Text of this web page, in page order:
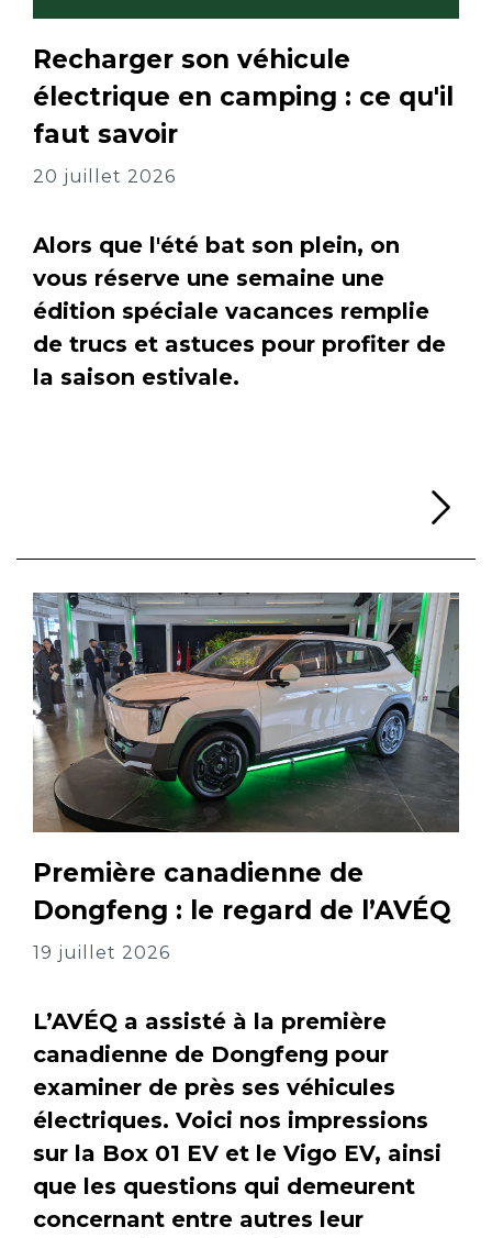
Recharger son véhicule
électrique en camping : ce qu'il
faut savoir
20 juillet 2026
Alors que l'été bat son plein, on
vous réserve une semaine une
édition spéciale vacances remplie
de trucs et astuces pour profiter de
la saison estivale.
Première canadienne de
Dongfeng : le regard de l’AVÉQ
19 juillet 2026
L’AVÉQ a assisté à la première
canadienne de Dongfeng pour
examiner de près ses véhicules
électriques. Voici nos impressions
sur la Box 01 EV et le Vigo EV, ainsi
que les questions qui demeurent
concernant entre autres leur